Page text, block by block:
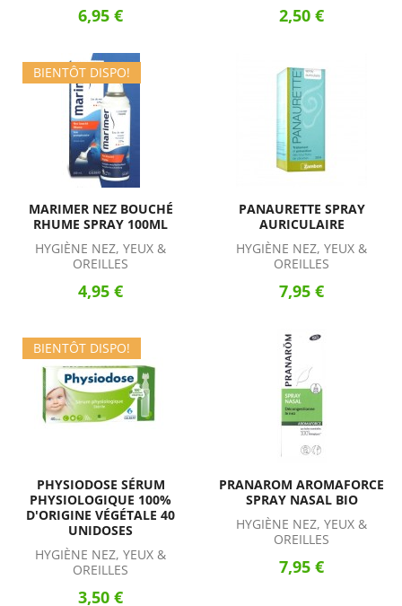
6,95 € 2,50 €
BIENTÔT DISPO!
MARIMER NEZ BOUCHÉ
RHUME SPRAY 100ML
HYGIÈNE NEZ, YEUX &
OREILLES
4,95 €
PANAURETTE SPRAY
AURICULAIRE
HYGIÈNE NEZ, YEUX &
OREILLES
7,95 €
BIENTÔT DISPO!
PHYSIODOSE SÉRUM
PHYSIOLOGIQUE 100%
D'ORIGINE VÉGÉTALE 40
UNIDOSES
HYGIÈNE NEZ, YEUX &
OREILLES
3,50 €
PRANAROM AROMAFORCE
SPRAY NASAL BIO
HYGIÈNE NEZ, YEUX &
OREILLES
7,95 €